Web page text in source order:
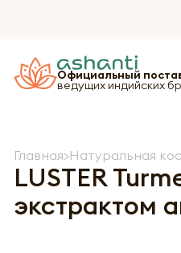
Официальный
ведущих индийских
Главная Натуральная
LUSTER
экстрактом